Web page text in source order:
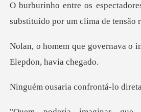
substituído
va o
a confrontá-lo